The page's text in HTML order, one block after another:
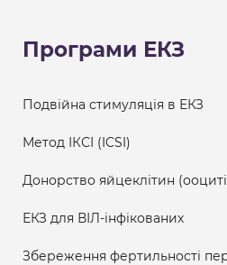
Програми ЕКЗ
Подвійна стимуляція в ЕКЗ
Метод ІКСІ (ICSI)
Донорство яйцеклітин
ЕКЗ для ВІЛ-інфікованих
Збереження фертильності